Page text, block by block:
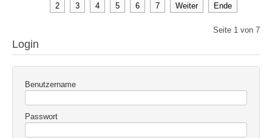
2
3 4 5 6 7 Weiter Ende
Seite 1 von 7
Login
Benutzername
Passwort